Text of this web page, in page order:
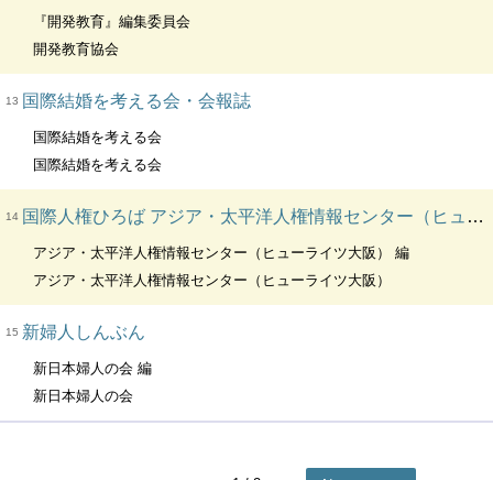
『開発教育』編集委員会
開発教育協会
13 国際結婚を考える会・会報誌
国際結婚を考える会
国際結婚を考える会
14 国際人権ひろば アジア・太平洋人権情報センター（ヒューライツ大阪）機関誌
アジア・太平洋人権情報センター（ヒューライツ大阪） 編
アジア・太平洋人権情報センター（ヒューライツ大阪）
15 新婦人しんぶん
新日本婦人の会 編
新日本婦人の会